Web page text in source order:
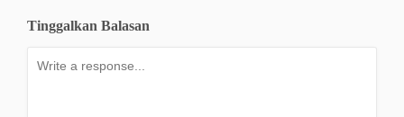
Tinggalkan Balasan